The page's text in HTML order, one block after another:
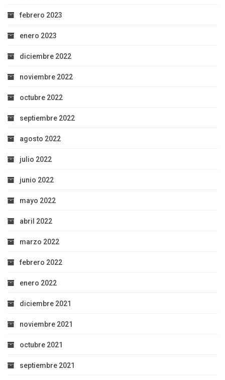
febrero 2023
enero 2023
diciembre 2022
noviembre 2022
octubre 2022
septiembre 2022
agosto 2022
julio 2022
junio 2022
mayo 2022
abril 2022
marzo 2022
febrero 2022
enero 2022
diciembre 2021
noviembre 2021
octubre 2021
septiembre 2021